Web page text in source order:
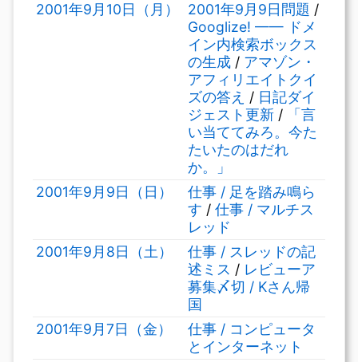
2001年9月10日（月）
2001年9月9日問題 /
Googlize! —— ドメ
イン内検索ボックス
の生成 / アマゾン・
アフィリエイトクイ
ズの答え / 日記ダイ
ジェスト更新 /
「言
い当ててみろ。今た
たいたのはだれ
か。」
2001年9月9日（日）
仕事 / 足を踏み鳴ら
す / 仕事 / マルチス
レッド
2001年9月8日（土）
仕事 / スレッドの記
述ミス / レビューア
募集〆切 / Kさん帰
国
2001年9月7日（金）
仕事 / コンピュータ
とインターネット